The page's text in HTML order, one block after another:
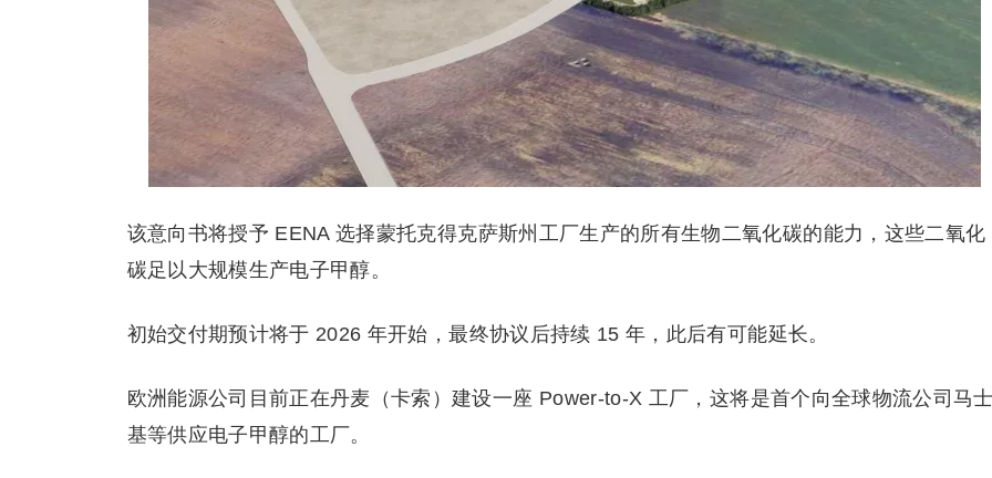
该意向书将授予 EENA 选择蒙托克得克萨斯州工厂生产的所有生物二氧化碳的能力，这些二氧化
碳足以大规模生产电子甲醇。
初始交付期预计将于 2026 年开始，最终协议后持续 15 年，此后有可能延长。
欧洲能源公司目前正在丹麦（卡索）建设一座 Power-to-X 工厂，这将是首个向全球物流公司马
基等供应电子甲醇的工厂。